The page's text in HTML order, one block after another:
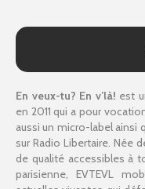
En veux-tu? En v’là! est
en 2011 qui a pour
aussi un micro-label ainsi
sur Radio Libertaire. Née
de qualité accessibles à
parisienne, EVTEVL